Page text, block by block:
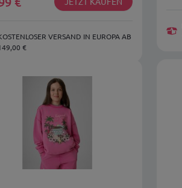
VERSAND IN EUROPA AB
€